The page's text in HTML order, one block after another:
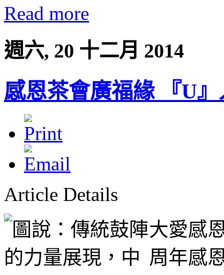
Read more
週六, 20 十二月 2014
感恩茶會廣福緣 『U
Article Details
大愛感
周年感